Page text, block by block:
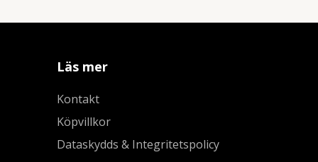
Läs mer
Kontakt
Köpvillkor
Dataskydds & Integritetspolicy